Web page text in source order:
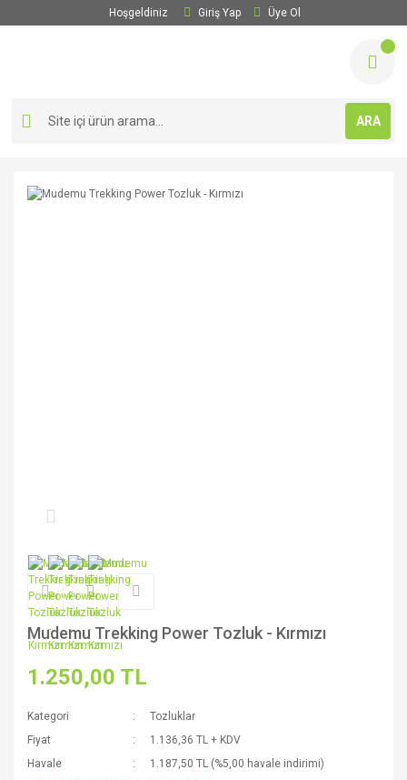
Hoşgeldiniz Giriş Yap Üye Ol
ARA
Mudemu Trekking Power Tozluk - Kırmızı
1.250,00 TL
Kategori
Tozluklar
Fiyat
1.136,36 TL + KDV
Havale
1.187,50 TL (%5,00 havale indirimi)